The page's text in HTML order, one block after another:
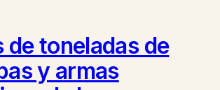
de toneladas de
y armas